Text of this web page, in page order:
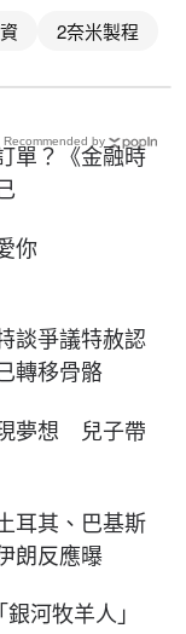
2奈米製程
單？《金融時
你
談爭議特赦認
轉移骨骼
夢想 兒子帶
耳其、巴基斯
朗反應曝
河牧羊人」
Recommended by